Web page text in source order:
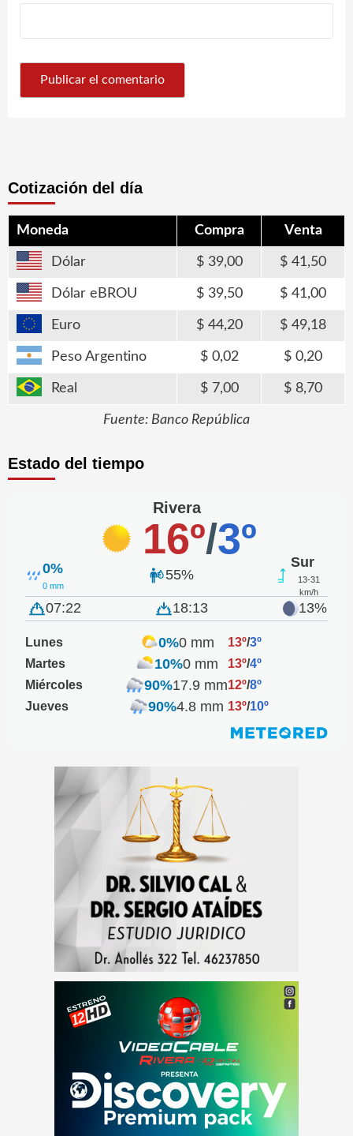
Cotización del día
Moneda Compra Venta
Dólar 39,00 41,50
Dólar eBROU 39,50 41,00
Euro 44,20 49,18
Peso Argentino 0,02 0,20
Real 7,00 8,70
Fuente: Banco República
Estado del tiempo
Rivera
16º/3º
0%
0 mm
55%
Sur
13-31
km/h
07:22 18:13 13%
Lunes 0%0 mm 13º/3º
Martes
10%0 mm 13º/4º
Miércoles
90%17.9 mm12º/8º
Jueves
90%4.8 mm 13º/10º